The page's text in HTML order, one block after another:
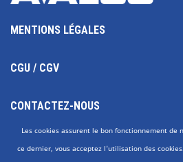
Les cookies assurent le bon fonctionnement
ce dernier, vous acceptez l'utilisation des cookies.
MENTIONS LÉGALES
CGU / CGV
CONTACTEZ-NOUS
AVALCO SETEM, UNE SOCIÉTÉ DU